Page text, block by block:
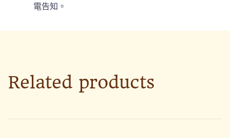
電告知。
Related products